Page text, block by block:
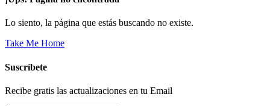
Lo siento, la página que estás buscando no existe.
Take Me Home
Suscríbete
Recibe gratis las actualizaciones en tu Email